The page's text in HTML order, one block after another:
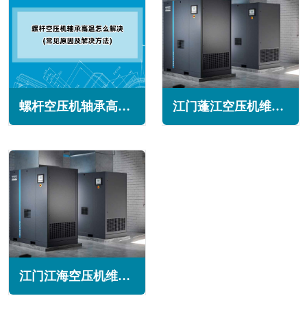
螺杆空压机轴承高温怎么解决(常见原因及解决方法) 江门蓬江空压机维修保养
江门江海空压机维修保养